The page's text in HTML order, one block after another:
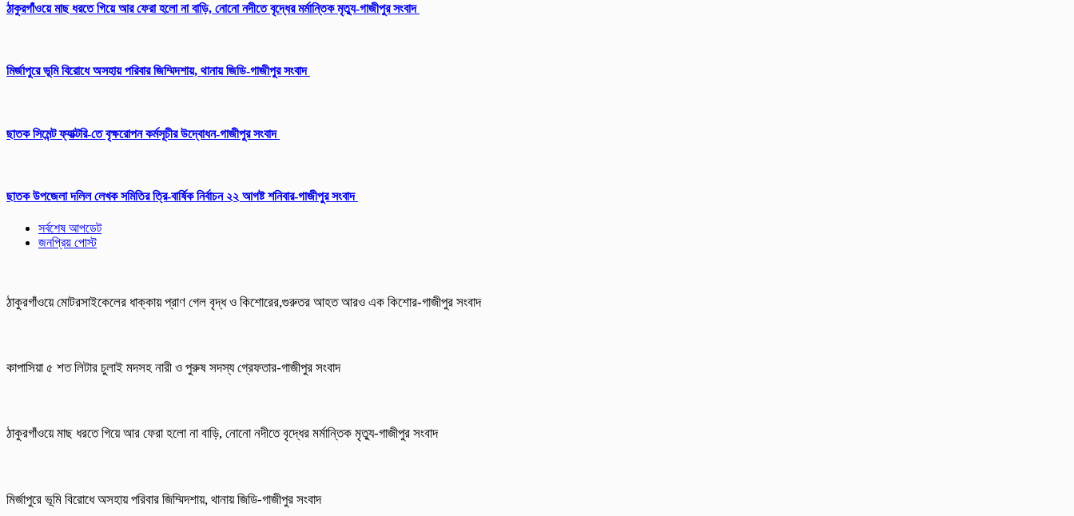
ঠাকুরগাঁওয়ে মাছ ধরতে গিয়ে আর ফেরা হলো না বাড়ি, নোনো নদীতে বৃদ্ধের মর্মান্তিক মৃত্যু-গাজীপুর সংবাদ
মির্জাপুরে ভূমি বিরোধে অসহায় পরিবার জিম্মিদশায়, থানায় জিডি-গাজীপুর সংবাদ
ছাতক সিমেন্ট ফ্যাক্টরি-তে বৃক্ষরোপন কর্মসূচীর উদ্বোধন-গাজীপুর সংবাদ
ছাতক উপজেলা দলিল লেখক সমিতির ত্রি-বার্ষিক নির্বাচন ২২ আগষ্ট শনিবার-গাজীপুর সংবাদ
সর্বশেষ আপডেট
জনপ্রিয় পোস্ট
ঠাকুরগাঁওয়ে মোটরসাইকেলের ধাক্কায় প্রাণ গেল বৃদ্ধ ও কিশোরের,গুরুতর আহত আরও এক কিশোর-গাজীপুর সংবাদ
কাপাসিয়া ৫ শত লিটার চুলাই মদসহ নারী ও পুরুষ সদস্য গ্রেফতার-গাজীপুর সংবাদ
ঠাকুরগাঁওয়ে মাছ ধরতে গিয়ে আর ফেরা হলো না বাড়ি, নোনো নদীতে বৃদ্ধের মর্মান্তিক মৃত্যু-গাজীপুর সংবাদ
মির্জাপুরে ভূমি বিরোধে অসহায় পরিবার জিম্মিদশায়, থানায় জিডি-গাজীপুর সংবাদ